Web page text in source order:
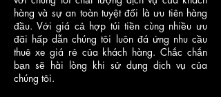
hàng và sự an toàn tuyệt đối là ưu tiên hàng
đầu. Với giá cả hợp túi tiền cùng nhiều ưu
đãi hấp dẫn chúng tôi luôn đá ứng nhu cầu
thuê xe giá rẻ của khách hàng. Chắc chắn
bạn sẽ hài lòng khi sử dụng dịch vụ của
chúng tôi.